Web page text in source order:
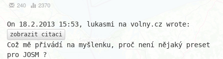
240 2370
zobrazit citaci
Což mě přivádí na myšlenku, proč není nějaký preset
pro JOSM ?